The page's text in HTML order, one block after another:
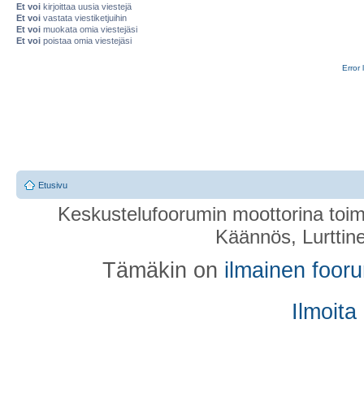
Et voi kirjoittaa uusia viestejä
Et voi vastata viestiketjuihin
Et voi muokata omia viestejäsi
Et voi poistaa omia viestejäsi
Error
Etusivu
Keskustelufoorumin moottorina
Käännös,
Tämäkin on ilmainen